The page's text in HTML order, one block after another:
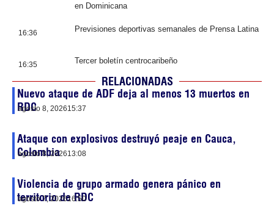
en Dominicana
16:36 Previsiones deportivas semanales de Prensa Latina
16:35 Tercer boletín centrocaribeño
RELACIONADAS
Nuevo ataque de ADF deja al menos 13 muertos en
RDC
agosto 8, 202615:37
Ataque con explosivos destruyó peaje en Cauca,
Colombia
agosto 8, 202613:08
Violencia de grupo armado genera pánico en
territorio de RDC
agosto 7, 202616:50